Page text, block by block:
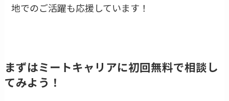
地でのご活躍も応援しています！
まずはミートキャリアに初回無料で相談し
てみよう！